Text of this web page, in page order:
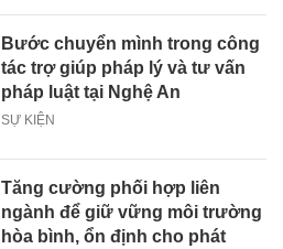
Bước chuyển mình trong công
tác trợ giúp pháp lý và tư vấn
pháp luật tại Nghệ An
SỰ KIỆN
Tăng cường phối hợp liên
ngành để giữ vững môi trường
hòa bình, ổn định cho phát